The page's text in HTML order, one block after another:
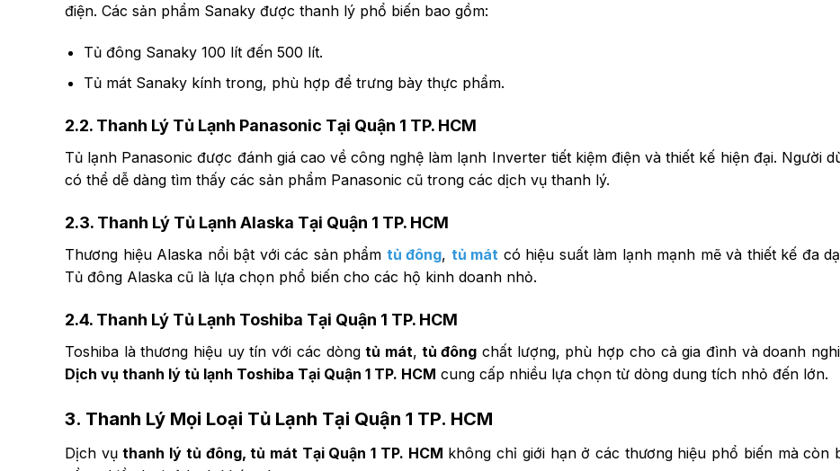
điện. Các sản phẩm Sanaky được thanh lý phổ biến bao gồm:
Tủ đông Sanaky 100 lít đến 500 lít.
Tủ mát Sanaky kính trong, phù hợp để trưng bày thực phẩm.
2.2. Thanh Lý Tủ Lạnh Panasonic Tại Quận 1 TP. HCM
Tủ lạnh Panasonic được đánh giá cao về công nghệ làm lạnh Inverter tiết kiệm điện và thiết kế hiện đại. Người
có thể dễ dàng tìm thấy các sản phẩm Panasonic cũ trong các dịch vụ thanh lý.
2.3. Thanh Lý Tủ Lạnh Alaska Tại Quận 1 TP. HCM
Thương hiệu Alaska nổi bật với các sản phẩm tủ đông, tủ mát có hiệu suất làm lạnh mạnh mẽ và thiết kế đa
Tủ đông Alaska cũ là lựa chọn phổ biến cho các hộ kinh doanh nhỏ.
2.4. Thanh Lý Tủ Lạnh Toshiba Tại Quận 1 TP. HCM
Toshiba là thương hiệu uy tín với các dòngtủ mát, tủ đông chất lượng, phù hợp cho cả gia đình và doanh
Dịch vụ thanh lý tủ lạnh Toshiba Tại Quận 1 TP. HCM cung cấp nhiều lựa chọn từ dòng dung tích nhỏ đến lớn.
3. Thanh Lý Mọi Loại Tủ Lạnh Tại Quận 1 TP. HCM
Dịch vụthanh lý tủ đông, tủ mát Tại Quận 1 TP. HCM không chỉ giới hạn ở các thương hiệu phổ biến mà còn